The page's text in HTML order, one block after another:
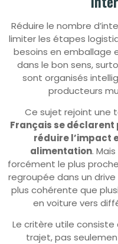
Réduire le nombre
limiter les étapes
besoins en emballage
dans le bon sens,
sont organisés
producteurs
Ce sujet rejoint une
Français se
réduire l’impact
alimentation.
forcément le plus
regroupée dans un
plus cohérente que
en voiture vers
Le critère utile consiste
trajet, pas